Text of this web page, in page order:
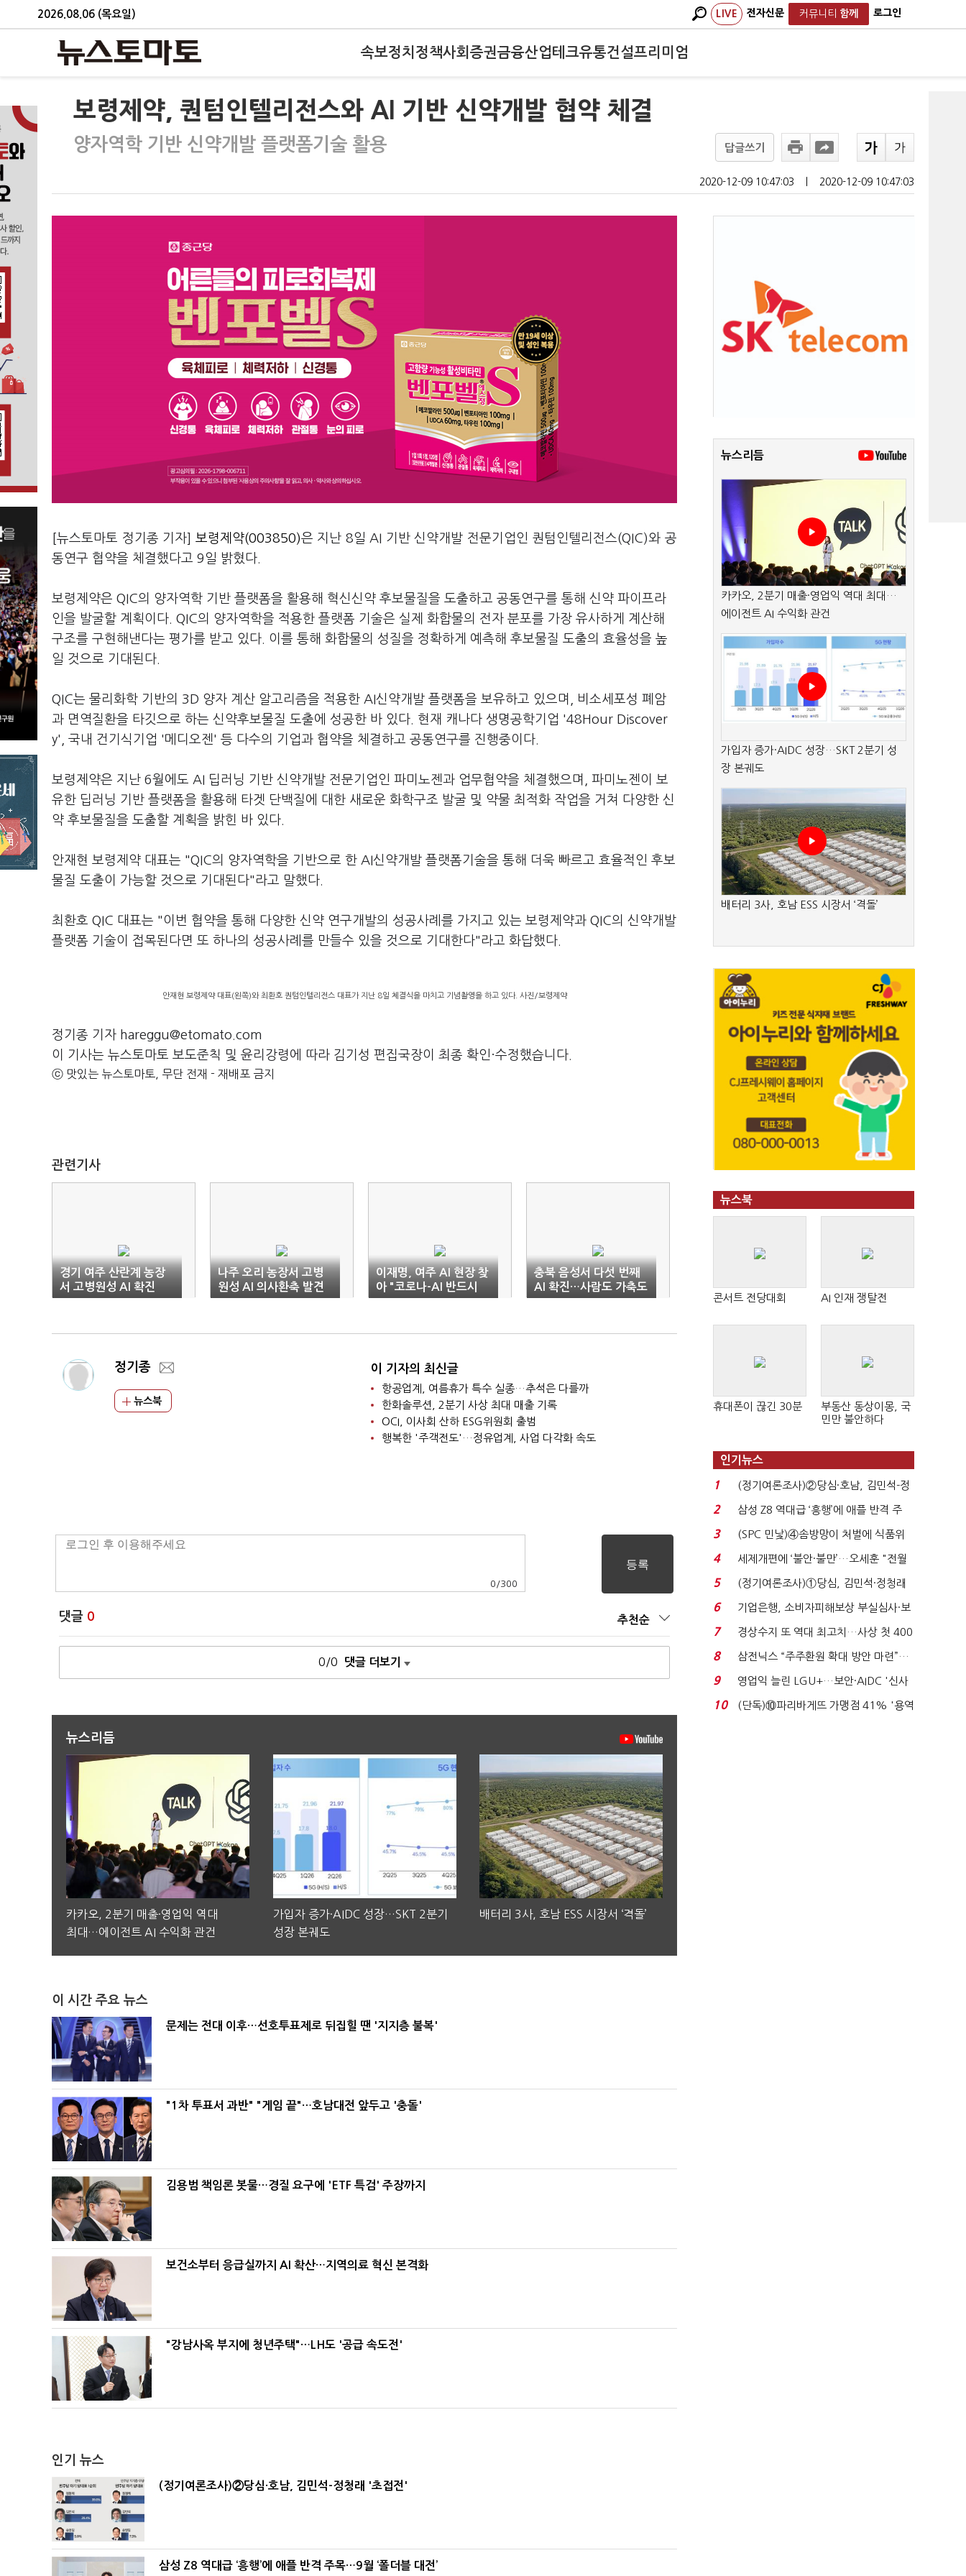
2026.08.06 (목요일) LIVE 전자신문 커뮤니티 함께 로그인
속보정치 정책사회 증권금융산업테크유통건설프리미엄
보령제약, 퀀텀인텔리전스와 AI 기반 신약개발 협약 체결
양자역학 기반 신약개발 플랫폼기술 활용 답글쓰기
2020-12-09 10:47:03 2020-12-09 10:47:03
[뉴스토마토 정기종 기자] 보령제약(003850)은 지난 8일 AI 기반 신약개발 전문기업인 퀀텀인텔리전스(QIC)와 공
동연구 협약을 체결했다고 9일 밝혔다.
보령제약은 QIC의 양자역학 기반 플랫폼을 활용해 혁신신약 후보물질을 도출하고 공동연구를 통해 신약 파이프라
인을 발굴할 계획이다. QIC의 양자역학을 적용한 플랫폼 기술은 실제 화합물의 전자 분포를 가장 유사하게 계산해
구조를 구현해낸다는 평가를 받고 있다. 이를 통해 화합물의 성질을 정확하게 예측해 후보물질 도출의 효율성을 높
일 것으로 기대된다.
QIC는 물리화학 기반의 3D 양자 계산 알고리즘을 적용한 AI신약개발 플랫폼을 보유하고 있으며, 비소세포성 폐암
과 면역질환을 타깃으로 하는 신약후보물질 도출에 성공한 바 있다. 현재 캐나다 생명공학기업 '48Hour Discover
y', 국내 건기식기업 '메디오젠' 등 다수의 기업과 협약을 체결하고 공동연구를 진행중이다.
보령제약은 지난 6월에도 AI 딥러닝 기반 신약개발 전문기업인 파미노젠과 업무협약을 체결했으며, 파미노젠이 보
유한 딥러닝 기반 플랫폼을 활용해 타겟 단백질에 대한 새로운 화학구조 발굴 및 약물 최적화 작업을 거쳐 다양한 신
약 후보물질을 도출할 계획을 밝힌 바 있다.
안재현 보령제약 대표는 "QIC의 양자역학을 기반으로 한 AI신약개발 플랫폼기술을 통해 더욱 빠르고 효율적인 후보
물질 도출이 가능할 것으로 기대된다"라고 말했다.
최환호 QIC 대표는 "이번 협약을 통해 다양한 신약 연구개발의 성공사례를 가지고 있는 보령제약과 QIC의 신약개발
플랫폼 기술이 접목된다면 또 하나의 성공사례를 만들수 있을 것으로 기대한다"라고 화답했다.
안재현 보령제약 대표(왼쪽)와 최환호 퀀텀인텔리전스 대표가 지난 8일 체결식을 마치고 기념촬영을 하고 있다. 사진/보령제약
정기종 기자 hareggu@etomato.com
이 기사는 뉴스토마토 보도준칙 및 윤리강령에 따라 김기성 편집국장이 최종 확인·수정했습니다.
ⓒ 맛있는 뉴스토마토, 무단 전재 - 재배포 금지
관련기사
경기 여주 산란계 농장
서 고병원성 AI 확진
나주 오리 농장서 고병
원성 AI 의사환축 발견
이재명, 여주 AI 현장 찾
아 "코로나-AI 반드시
막아야"
충북 음성서 다섯 번째
AI 확진…사람도 가축도
바이러스에 시름
정기종
뉴스북
이 기자의 최신글
항공업계, 여름휴가 특수 실종…추석은 다를까
한화솔루션, 2분기 사상 최대 매출 기록
OCI, 이사회 산하 ESG위원회 출범
행복한 '주객전도'…정유업계, 사업 다각화 속도
0 /300
댓글 0 추천순
0/0 댓글 더보기
뉴스리듬
카카오, 2분기 매출·영업익 역대
최대…에이전트 AI 수익화 관건
가입자 증가·AIDC 성장…SKT 2분기
성장 본궤도
배터리 3사, 호남 ESS 시장서 ‘격돌’
이 시간 주요 뉴스
문제는 전대 이후…선호투표제로 뒤집힐 땐 '지지층 불복'
"1차 투표서 과반" "게임 끝"…호남대전 앞두고 '충돌'
김용범 책임론 봇물…경질 요구에 'ETF 특검' 주장까지
보건소부터 응급실까지 AI 확산…지역의료 혁신 본격화
"강남사옥 부지에 청년주택"…LH도 '공급 속도전'
인기 뉴스
(정기여론조사)②당심·호남, 김민석-정청래 '초접전'
삼성 Z8 역대급 ‘흥행’에 애플 반격 주목…9월 ‘폴더블 대전’
뉴스리듬
카카오, 2분기 매출·영업익 역대 최대…
에이전트 AI 수익화 관건
가입자 증가·AIDC 성장…SKT 2분기 성
장 본궤도
배터리 3사, 호남 ESS 시장서 ‘격돌’
뉴스북
콘서트 전당대회 AI 인재 쟁탈전
휴대폰이 끊긴 30분
부동산 동상이몽, 국
민만 불안하다
인기뉴스
1
(정기여론조사)②당심·호남, 김민석-정
청래 '초접전'...
2
삼성 Z8 역대급 ‘흥행’에 애플 반격 주
목…9월 ‘폴...
3
(SPC 민낯)④솜방망이 처벌에 식품위
생법 위반 반복...
4
세제개편에 ‘불안·불만’…오세훈 "전월
세 구하기 더 ...
5
(정기여론조사)①당심, 김민석·정청래
'초접전'…대통령 ...
6
기업은행, 소비자피해보상 부실심사·보
이스피싱 공시 ...
7
경상수지 또 역대 최고치…사상 첫 400
억달러에 '3% 성...
8
삼전닉스 “주주환원 확대 방안 마련”…
로이터에 성명...
9
영업익 늘린 LGU+…보안·AIDC '신사
업 드라이브'...
10
(단독)⑩파리바게뜨 가맹점 41% '용역